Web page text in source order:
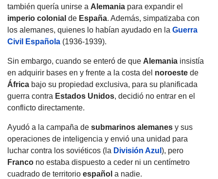
también quería unirse a Alemania para expandir el
imperio colonial de España. Además, simpatizaba con
los alemanes, quienes lo habían ayudado en la Guerra
Civil Española (1936-1939).
Sin embargo, cuando se enteró de que Alemania insistía
en adquirir bases en y frente a la costa del noroeste de
África bajo su propiedad exclusiva, para su planificada
guerra contra Estados Unidos, decidió no entrar en el
conflicto directamente.
Ayudó a la campaña de submarinos alemanes y sus
operaciones de inteligencia y envió una unidad para
luchar contra los soviéticos (la División Azul ), pero
Franco no estaba dispuesto a ceder ni un centímetro
cuadrado de territorio español a nadie.